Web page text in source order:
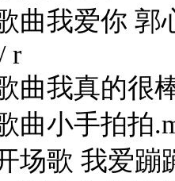
曲我爱你 郭
r
曲我真的很
曲小手拍拍
场歌 我爱蹦